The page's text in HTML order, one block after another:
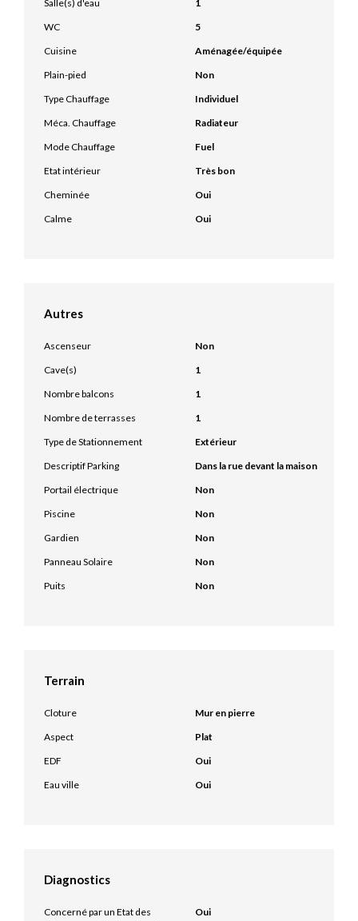
Salle(s) d'eau
1
WC
5
Cuisine
Aménagée/équipée
Plain-pied
Non
Type Chauffage
Individuel
Méca. Chauffage
Radiateur
Mode Chauffage
Fuel
Etat intérieur
Très bon
Cheminée
Oui
Calme
Oui
Autres
Ascenseur
Non
Cave(s)
1
Nombre balcons
1
Nombre de terrasses
1
Type de Stationnement
Extérieur
Descriptif Parking
Dans la rue devant la maison
Portail électrique
Non
Piscine
Non
Gardien
Non
Panneau Solaire
Non
Puits
Non
Terrain
Cloture
Mur en pierre
Aspect
Plat
EDF
Oui
Eau ville
Oui
Diagnostics
Concerné par un Etat des
Oui